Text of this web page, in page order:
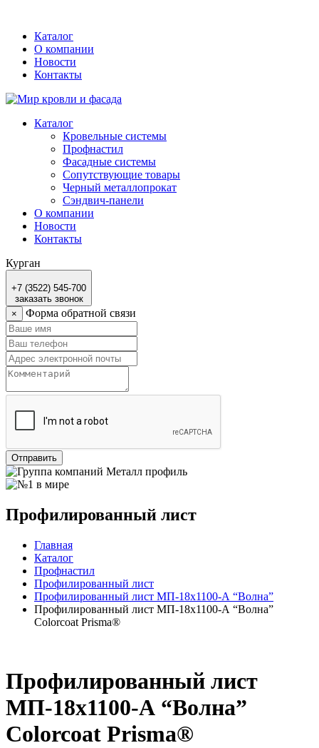
Каталог
О компании
Новости
Контакты
Каталог
Кровельные системы
Профнастил
Фасадные системы
Сопутствующие товары
Черный металлопрокат
Сэндвич-панели
О компании
Новости
Контакты
Курган
+7 (3522) 545-700
заказать звонок
×
Форма обратной связи
Отправить
Профилированный лист
Главная
Каталог
Профнастил
Профилированный лист
Профилированный лист МП-18х1100-А “Волна”
Профилированный лист МП-18х1100-А “Волна”
Colorcoat Prisma®
Профилированный лист
МП-18х1100-А “Волна”
Colorcoat Prisma®